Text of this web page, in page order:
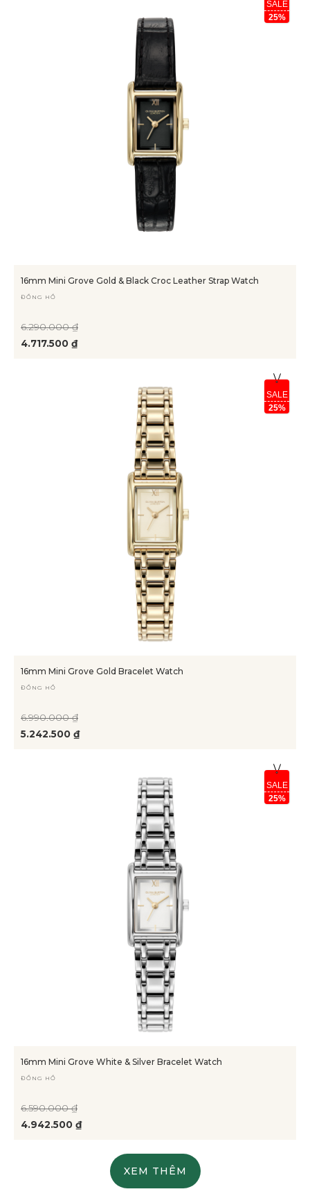
SALE
25%
16mm Mini Grove Gold & Black Croc Leather Strap Watch
ĐỒNG HỒ
4.717.500 ₫
6.290.000 ₫
SALE
25%
16mm Mini Grove Gold Bracelet Watch
ĐỒNG HỒ
5.242.500 ₫
6.990.000 ₫
SALE
25%
16mm Mini Grove White & Silver Bracelet Watch
ĐỒNG HỒ
4.942.500 ₫
6.590.000 ₫
XEM THÊM